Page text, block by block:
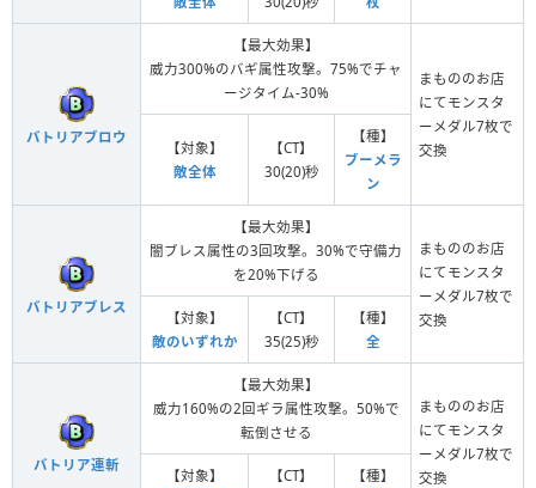
バトリアブロウ
【最大効果】
威力300%のバギ属性攻撃。75%でチャ
ージタイム-30%
まもののお店
にてモンスタ
ーメダル7枚で
交換
【対象】
敵全体
【CT】
30(20)秒
【種】
ブーメラ
ン
バトリアブレス
【最大効果】
闇ブレス属性の3回攻撃。30%で守備力
を20%下げる
まもののお店
にてモンスタ
ーメダル7枚で
交換
【対象】
敵のいずれか
【CT】
35(25)秒
【種】
全
バトリア連斬
【最大効果】
威力160%の2回ギラ属性攻撃。50%で
転倒させる
まもののお店
にてモンスタ
ーメダル7枚で
交換
【対象】
【CT】
【種】